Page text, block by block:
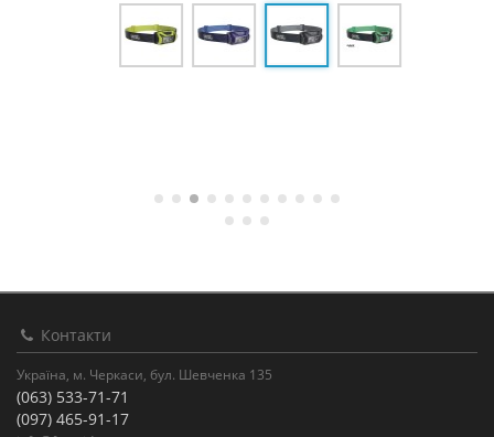
Контакти
Україна, м. Черкаси, бул. Шевченка 135
(063) 533-71-71
(097) 465-91-17